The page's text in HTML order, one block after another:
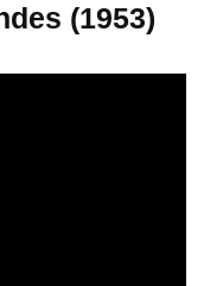
(1953)